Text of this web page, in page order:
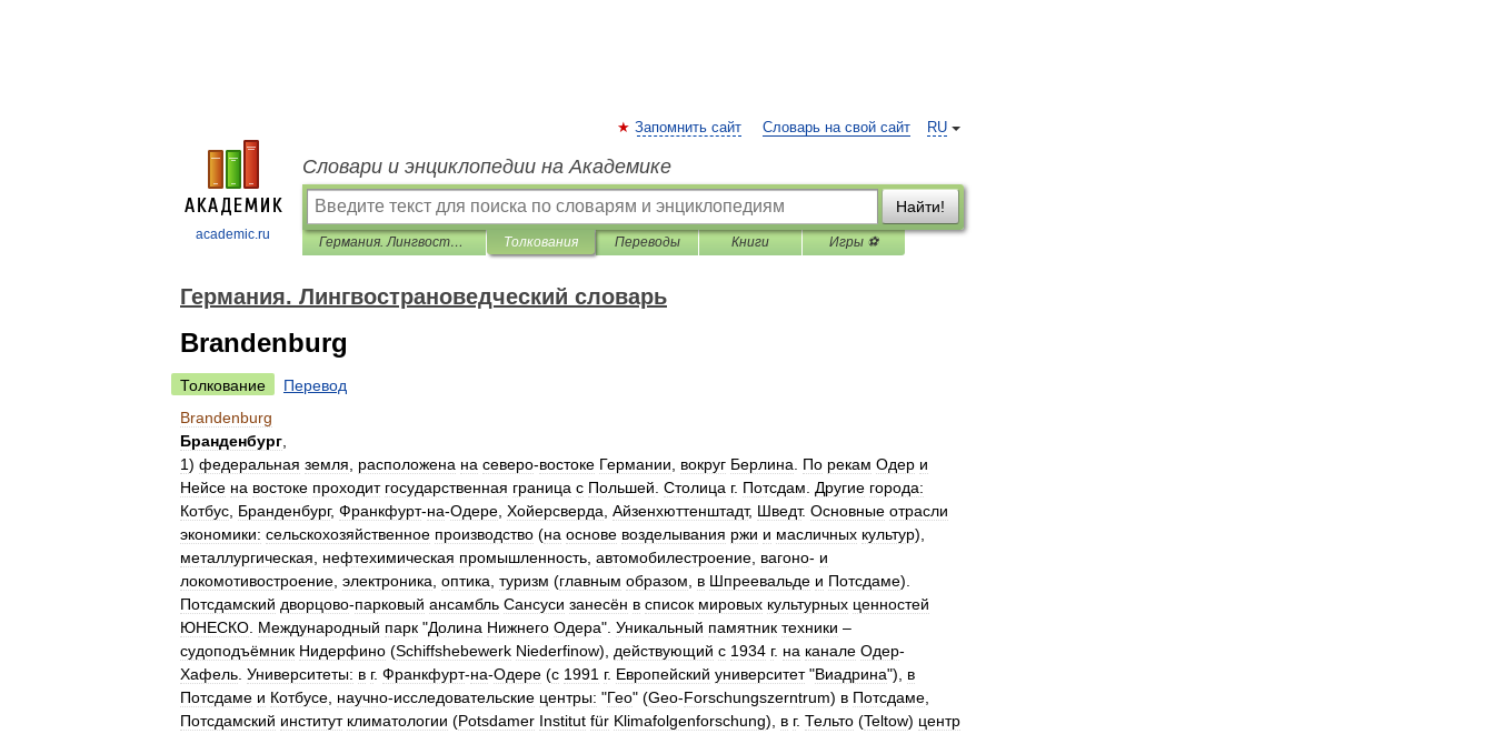
academic.ru
RU
Запомнить сайт Словарь на свой сайт
Словари и энциклопедии на Академике
Найти!
Германия. Лингвострановедческий словарь Толкования Переводы Книги Игры ⚽
Германия. Лингвострановедческий словарь
Brandenburg
Толкование
Перевод
Brandenburg
Бранденбург
1) федеральная земля расположена на северо-востоке Германии вокруг Берлина По рекам Одер и
Нейсе на востоке проходит государственная граница с Польшей Столица г. Потсдам Другие города:
Котбус Бранденбург, Франкфурт-на-Одере Хойерсверда Айзенхюттенштадт, Шведт. Основные отрасли
экономики: сельскохозяйственное производство (на основе возделывания ржи и масличных культур),
металлургическая
нефтехимическая промышленность автомобилестроение вагоно- и
локомотивостроение электроника оптика туризм (главным образом в Шпреевальде и Потсдаме).
Потсдамский дворцово-парковый ансамбль Сансуси занесён в список мировых культурных ценностей
ЮНЕСКО Международный парк "Долина Нижнего Одера". Уникальный памятник техники –
судоподъёмник Нидерфино (Schiffshebewerk Niederfinow), действующий с 1934 г. на канале Одер-
Хафель Университеты: в г. Франкфурт-на-Одере (с 1991 г. Европейский университет"Виадрина"), в
Потсдаме и Котбусе научно-исследовательские центры: "Гео" (Geo-Forschungszerntrum) в Потсдаме
Потсдамский институт климатологии (Potsdamer Institut für Klimafolgenforschung), в г. Тельто (Teltow) центр